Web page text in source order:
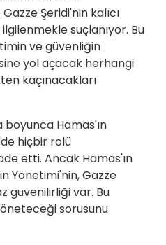
Şeridi'nin kalıcı
suçlanıyor. Bu
ve güvenliğin
yol açacak herhangi
kaçınacakları
boyunca Hamas'ın
hiçbir rolü
etti. Ancak Hamas'ın
Yönetimi'nin, Gazze
güvenilirliği var. Bu
sorusunu